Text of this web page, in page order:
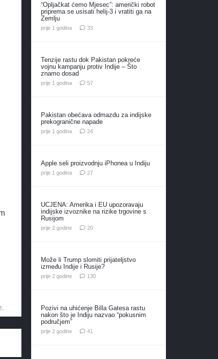
“Opljačkat ćemo Mjesec”: američki robot
priprema se usisati helij-3 i vratiti ga na
Zemlju
prije 1 godina 33komentara
Tenzije rastu dok Pakistan pokreće
vojnu kampanju protiv Indije – Što
znamo dosad
prije 1 godina 57komentara
Pakistan obećava odmazdu za indijske
prekogranične napade
prije 1 godina 24komentara
Apple seli proizvodnju iPhonea u Indiju
prije 1 godina 27komentara
UCJENA: Amerika i EU upozoravaju
indijske izvoznike na rizike trgovine s
Rusijom
prije 2 godine 20komentara
Može li Trump slomiti prijateljstvo
između Indije i Rusije?
prije 2 godine 130komentara
Pozivi na uhićenje Billa Gatesa rastu
nakon što je Indiju nazvao “pokusnim
područjem”
prije 2 godine 41